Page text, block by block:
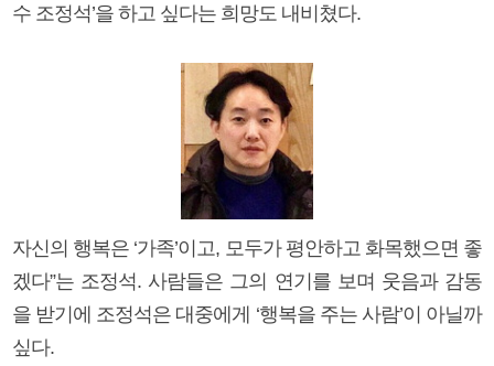
수 조정석’을 하고 싶다는 희망도 내비쳤다.
자신의 행복은 ‘가족’이고, 모두가 평안하고 화목했으면 좋
겠다”는 조정석. 사람들은 그의 연기를 보며 웃음과 감동
을 받기에 조정석은 대중에게 ‘행복을 주는 사람’이 아닐까
싶다.